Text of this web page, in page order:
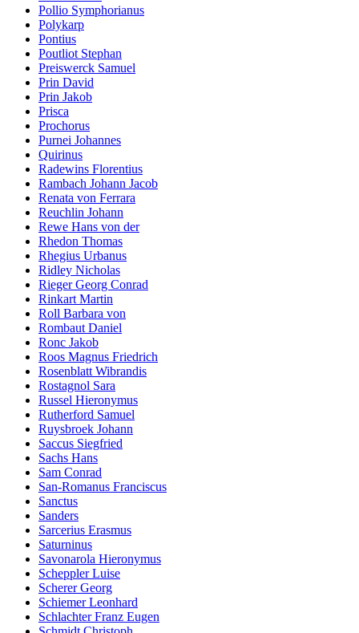
Pollio Symphorianus
Polykarp
Pontius
Poutliot Stephan
Preiswerck Samuel
Prin David
Prin Jakob
Prisca
Prochorus
Purnei Johannes
Quirinus
Radewins Florentius
Rambach Johann Jacob
Renata von Ferrara
Reuchlin Johann
Rewe Hans von der
Rhedon Thomas
Rhegius Urbanus
Ridley Nicholas
Rieger Georg Conrad
Rinkart Martin
Roll Barbara von
Rombaut Daniel
Ronc Jakob
Roos Magnus Friedrich
Rosenblatt Wibrandis
Rostagnol Sara
Russel Hieronymus
Rutherford Samuel
Ruysbroek Johann
Saccus Siegfried
Sachs Hans
Sam Conrad
San-Romanus Franciscus
Sanctus
Sanders
Sarcerius Erasmus
Saturninus
Savonarola Hieronymus
Scheppler Luise
Scherer Georg
Schiemer Leonhard
Schlachter Franz Eugen